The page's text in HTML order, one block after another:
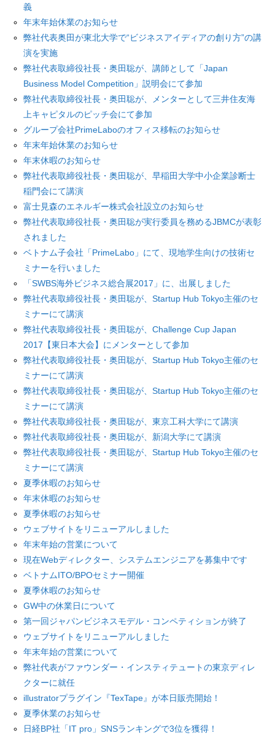
義
年末年始休業のお知らせ
弊社代表奥田が東北大学で“ビジネスアイディアの創り方”の講
演を実施
弊社代表取締役社長・奥田聡が、講師として「Japan
Business Model Competition」説明会にて参加
弊社代表取締役社長・奥田聡が、メンターとして三井住友海
上キャピタルのピッチ会にて参加
グループ会社PrimeLaboのオフィス移転のお知らせ
年末年始休業のお知らせ
年末休暇のお知らせ
弊社代表取締役社長・奥田聡が、早稲田大学中小企業診断士
稲門会にて講演
富⼠⾒森のエネルギー株式会社設立のお知らせ
弊社代表取締役社長・奥田聡が実行委員を務めるJBMCが表彰
されました
ベトナム子会社「PrimeLabo」にて、現地学生向けの技術セ
ミナーを行いました
「SWBS海外ビジネス総合展2017」に、出展しました
弊社代表取締役社長・奥田聡が、Startup Hub Tokyo主催のセ
ミナーにて講演
弊社代表取締役社長・奥田聡が、Challenge Cup Japan
2017【東日本大会】にメンターとして参加
弊社代表取締役社長・奥田聡が、Startup Hub Tokyo主催のセ
ミナーにて講演
弊社代表取締役社長・奥田聡が、Startup Hub Tokyo主催のセ
ミナーにて講演
弊社代表取締役社長・奥田聡が、東京工科大学にて講演
弊社代表取締役社長・奥田聡が、新潟大学にて講演
弊社代表取締役社長・奥田聡が、Startup Hub Tokyo主催のセ
ミナーにて講演
夏季休暇のお知らせ
年末休暇のお知らせ
夏季休暇のお知らせ
ウェブサイトをリニューアルしました
年末年始の営業について
現在Webディレクター、システムエンジニアを募集中です
ベトナムITO/BPOセミナー開催
夏季休暇のお知らせ
GW中の休業日について
第一回ジャパンビジネスモデル・コンペティションが終了
ウェブサイトをリニューアルしました
年末年始の営業について
弊社代表がファウンダー・インスティテュートの東京ディレ
クターに就任
illustratorプラグイン『TexTape』が本日販売開始！
夏季休業のお知らせ
日経BP社「IT pro」SNSランキングで3位を獲得！